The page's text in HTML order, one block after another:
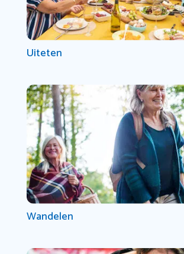
Uiteten
Wandelen